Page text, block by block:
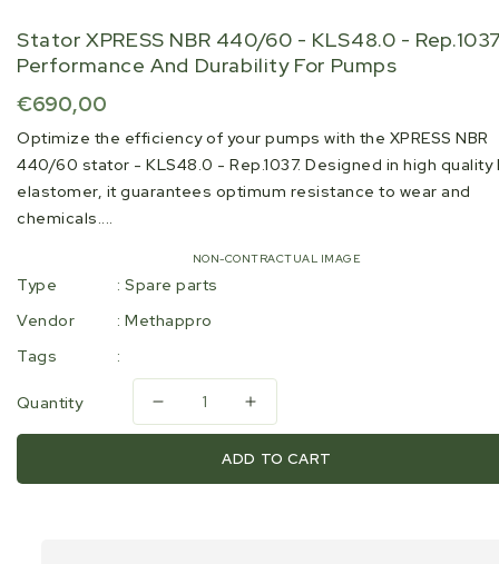
Stator XPRESS NBR 440/60 - KLS48.0 -
Performance And Durability For Pumps
Regular
price
€690,00
Optimize the efficiency of your pumps with the XPRESS NBR
440/60 stator - KLS48.0 - Rep.1037. Designed in high quality
elastomer, it guarantees optimum resistance to wear and
chemicals....
NON-CONTRACTUAL IMAGE
Type : Spare parts
Vendor
: Methappro
Tags
:
Quantity
Decrease
quantity
Stator
Increase
quantity
for
Stator
ADD TO CART